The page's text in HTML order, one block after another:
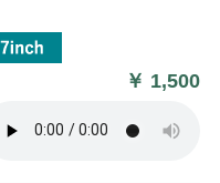
￥ 1,500